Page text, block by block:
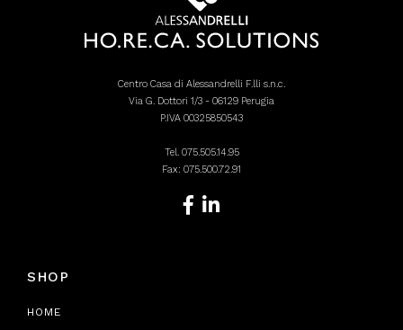
Centro Casa di Alessandrelli F.lli s.n.c.
Via G. Dottori 1/3 - 06129 Perugia
P.IVA 00325850543
Tel. 075.505.14.95
Fax: 075.500.72.91
SHOP
HOME